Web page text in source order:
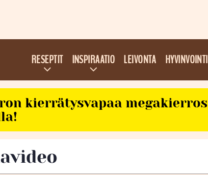
RESEPTIT INSPIRAATIO LEIVONTA HYVINVOINTI
kierrätysvapaa megakierros